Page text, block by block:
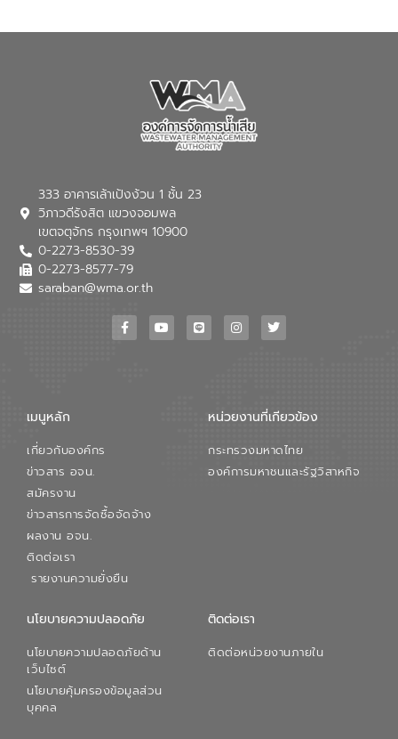
ในครั้งนี้เป็นการดึงจุดแข็งและความ
(อจน.) มาผสานกับประสบการณ์และ
เทคโนโลยีโครงข่ายน้ำครบวงจรในพื้นที่ EEC
ของอีสท์ วอเตอร์ เพื่อร่วมกันศึกษา
เทคโนโลยีการปรับปรุงคุณภาพน้ำ (Water
Reuse) และพัฒนารูปแบบการดำเนินงาน
ใช้น้ำที่พุ่งสูงขึ้นจากการขยายตัวของ
การองค์การจัดการน้ำเสีย กล่าวถึงภารกิจ
เพื่อสนับสนุนการพัฒนาเมืองอย่างยั่งยืน
ขณะที่ นายบดินทร์ อุดล กรรมการผู้อำนวย
สมดุลทางเศรษฐกิจและสิ่งแวดล้อมได้อย่าง
ภาคเอกชนในครั้งนี้ นับเป็นก้าวสำคัญของ
องค์การจัดการน้ำเสีย (อจน.) ในการร่วมวาง
333 อาคารเล้าเป้งง้วน 1 ชั้น 23
วิภาวดีรังสิต แขวงจอมพล
เขตจตุจักร กรุงเทพฯ 10900
0-2273-8530-39
0-2273-8577-79
saraban@wma.or.th
เมนูหลัก
เกี่ยวกับองค์กร
ข่าวสาร อจน.
สมัครงาน
ข่าวสารการจัดซื้อจัดจ้าง
ผลงาน อจน.
ติดต่อเรา
รายงานความยั่งยืน
หน่วยงานที่เกียวข้อง
กระทรวงมหาดไทย
องค์การมหาชนและรัฐวิสาหกิจ
นโยบายความปลอดภัย
นโยบายความปลอดภัยด้าน
เว็บไซต์
นโยบายคุ้มครองข้อมูลส่วน
บุคคล
ติดต่อเรา
ติดต่อหน่วยงานภายใน